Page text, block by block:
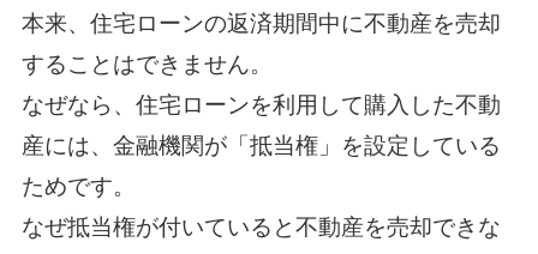
本来、住宅ローンの返済期間中に不動産を売却
することはできません。
なぜなら、住宅ローンを利用して購入した不動
産には、金融機関が「抵当権」を設定している
ためです。
なぜ抵当権が付いていると不動産を売却できな